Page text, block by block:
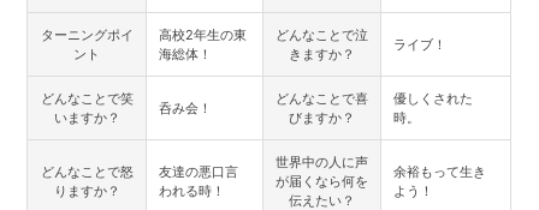
ターニングポイ
ント
高校2年生の東
海総体！
どんなことで泣
きますか？
ライブ！
どんなことで笑
いますか？
呑み会！
どんなことで喜
びますか？
優しくされた
時。
どんなことで怒
りますか？
友達の悪口言
われる時！
世界中の人に声
が届くなら何を
伝えたい？
余裕もって生き
よう！